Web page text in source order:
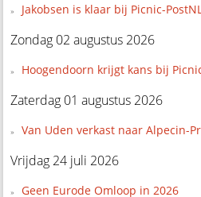
Jakobsen is klaar bij Picnic-PostNL
Zondag 02 augustus 2026
Hoogendoorn krijgt kans bij
Zaterdag 01 augustus 2026
Van Uden verkast naar Alpecin-
Vrijdag 24 juli 2026
Geen Eurode Omloop in 2026